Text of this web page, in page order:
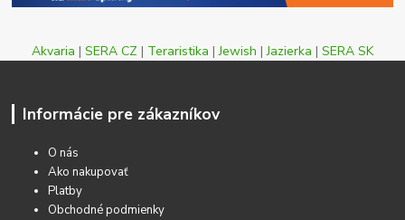
Akvaria | SERA CZ | Teraristika |Jewish |Jazierka | SERA SK
Informácie pre zákazníkov
O nás
Ako nakupovať
Platby
Obchodné podmienky